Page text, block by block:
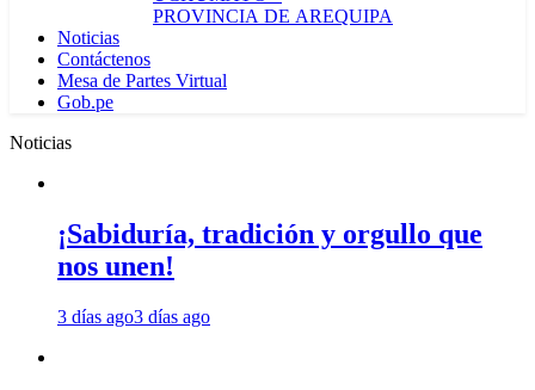
PROVINCIA DE AREQUIPA
Noticias
Contáctenos
Mesa de Partes Virtual
Gob.pe
Noticias
¡Sabiduría, tradición y orgullo que
nos unen!
3 días ago3 días ago